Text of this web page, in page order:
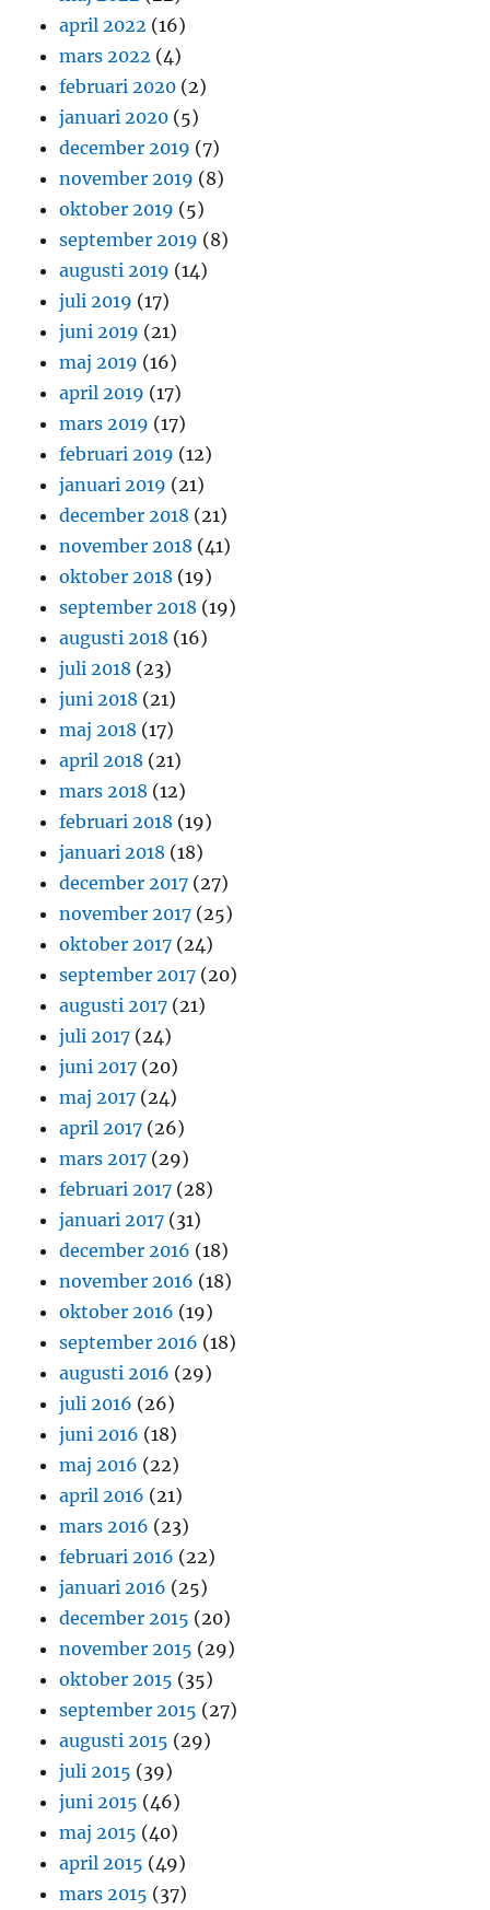
april 2022 (16)
mars 2022 (4)
februari 2020 (2)
januari 2020 (5)
december 2019 (7)
november 2019 (8)
oktober 2019 (5)
september 2019 (8)
augusti 2019 (14)
juli 2019 (17)
juni 2019 (21)
maj 2019 (16)
april 2019 (17)
mars 2019 (17)
februari 2019 (12)
januari 2019 (21)
december 2018 (21)
november 2018 (41)
oktober 2018 (19)
september 2018 (19)
augusti 2018 (16)
juli 2018 (23)
juni 2018 (21)
maj 2018 (17)
april 2018 (21)
mars 2018 (12)
februari 2018 (19)
januari 2018 (18)
december 2017 (27)
november 2017 (25)
oktober 2017 (24)
september 2017 (20)
augusti 2017 (21)
juli 2017 (24)
juni 2017 (20)
maj 2017 (24)
april 2017 (26)
mars 2017 (29)
februari 2017 (28)
januari 2017 (31)
december 2016 (18)
november 2016 (18)
oktober 2016 (19)
september 2016 (18)
augusti 2016 (29)
juli 2016 (26)
juni 2016 (18)
maj 2016 (22)
april 2016 (21)
mars 2016 (23)
februari 2016 (22)
januari 2016 (25)
december 2015 (20)
november 2015 (29)
oktober 2015 (35)
september 2015 (27)
augusti 2015 (29)
juli 2015 (39)
juni 2015 (46)
maj 2015 (40)
april 2015 (49)
mars 2015 (37)